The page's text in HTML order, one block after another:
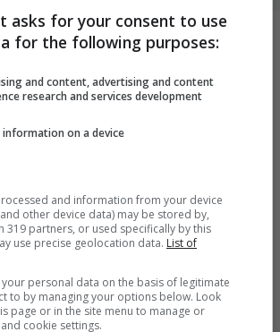
asks for your consent to use
for the following purposes:
and content, advertising and content
research and services development
on a device
and information from your device
other device data) may be stored by,
319 partners, or used specifically by this
use precise geolocation data. List of
personal data on the basis of legitimate
to by managing your options below. Look
page or in the site menu to manage or
cookie settings.